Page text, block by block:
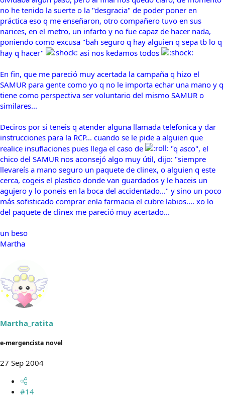
no he tenido la suerte o la "desgracia" de poder poner en
práctica eso q me enseñaron, otro compañero tuvo en sus
narices, en el metro, un infarto y no fue capaz de hacer nada,
poniendo como excusa "bah seguro q hay alguien q sepa tb lo q
hay q hacer"
asi nos kedamos todos
En fin, que me pareció muy acertada la campaña q hizo el
SAMUR para gente como yo q no le importa echar una mano y q
tiene como perspectiva ser voluntario del mismo SAMUR o
similares...
Deciros por si teneis q atender alguna llamada telefonica y dar
instrucciones para la RCP... cuando se le pide a alguien que
realice insuflaciones pues llega el caso de
"q asco", el
chico del SAMUR nos aconsejó algo muy útil, dijo: "siempre
llevareís a mano seguro un paquete de clinex, o alguien q este
cerca, cogeis el plastico donde van guardados y le haceis un
agujero y lo poneis en la boca del accidentado..." y sino un poco
más sofisticado comprar enla farmacia el cubre labios.... xo lo
del paquete de clinex me pareció muy acertado...
un beso
Martha
Martha_ratita
e-mergencista novel
27 Sep 2004
#14